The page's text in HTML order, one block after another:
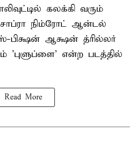
கலக்கி வரும்
சோப்ரா நிம்ரோட் ஆன்டல்
பிக்ஷன் ஆக்ஷன் த்ரில்லர்
'புளுப்ளை' என்ற படத்தில்
Read More